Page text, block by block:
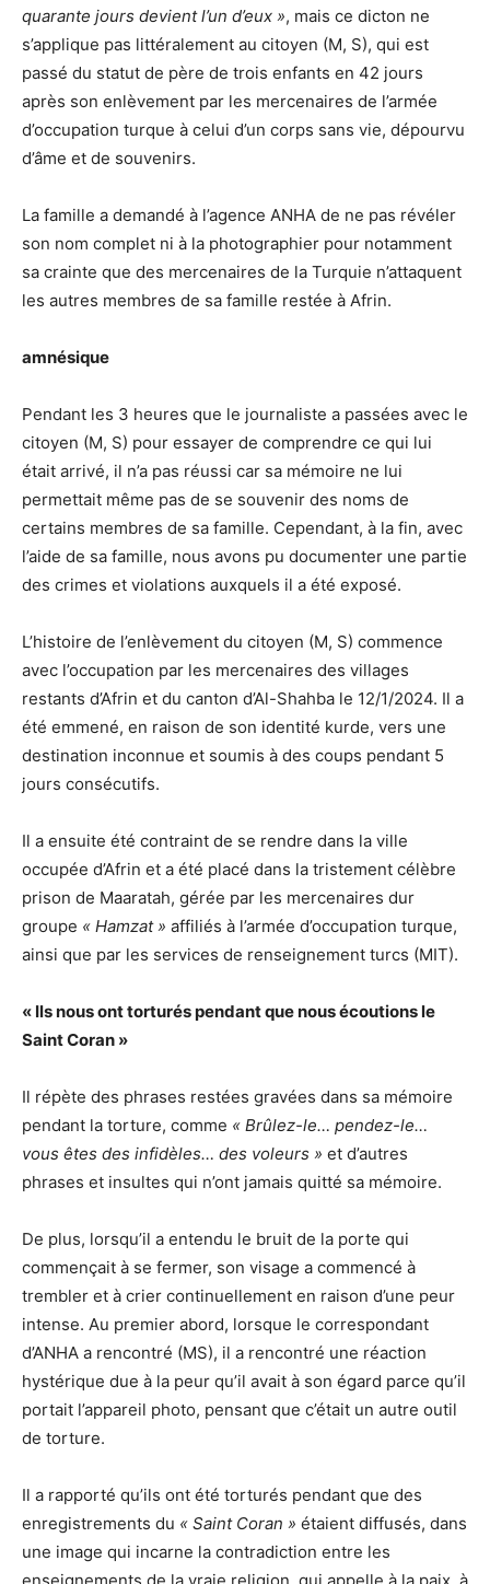
quarante jours devient l’un d’eux », mais ce dicton ne
s’applique pas littéralement au citoyen (M, S), qui est
passé du statut de père de trois enfants en 42 jours
après son enlèvement par les mercenaires de l’armée
d’occupation turque à celui d’un corps sans vie, dépourvu
d’âme et de souvenirs.
La famille a demandé à l’agence ANHA de ne pas révéler
son nom complet ni à la photographier pour notamment
sa crainte que des mercenaires de la Turquie n’attaquent
les autres membres de sa famille restée à Afrin.
amnésique
Pendant les 3 heures que le journaliste a passées avec le
citoyen (M, S) pour essayer de comprendre ce qui lui
était arrivé, il n’a pas réussi car sa mémoire ne lui
permettait même pas de se souvenir des noms de
certains membres de sa famille. Cependant, à la fin, avec
l’aide de sa famille, nous avons pu documenter une partie
des crimes et violations auxquels il a été exposé.
L’histoire de l’enlèvement du citoyen (M, S) commence
avec l’occupation par les mercenaires des villages
restants d’Afrin et du canton d’Al-Shahba le 12/1/2024. Il a
été emmené, en raison de son identité kurde, vers une
destination inconnue et soumis à des coups pendant 5
jours consécutifs.
Il a ensuite été contraint de se rendre dans la ville
occupée d’Afrin et a été placé dans la tristement célèbre
prison de Maaratah, gérée par les mercenaires dur
groupe « Hamzat » affiliés à l’armée d’occupation turque,
ainsi que par les services de renseignement turcs (MIT).
« Ils nous ont torturés pendant que nous écoutions le
Saint Coran »
Il répète des phrases restées gravées dans sa mémoire
pendant la torture, comme « Brûlez-le… pendez-le…
vous êtes des infidèles… des voleurs » et d’autres
phrases et insultes qui n’ont jamais quitté sa mémoire.
De plus, lorsqu’il a entendu le bruit de la porte qui
commençait à se fermer, son visage a commencé à
trembler et à crier continuellement en raison d’une peur
intense. Au premier abord, lorsque le correspondant
d’ANHA a rencontré (MS), il a rencontré une réaction
hystérique due à la peur qu’il avait à son égard parce qu’il
portait l’appareil photo, pensant que c’était un autre outil
de torture.
Il a rapporté qu’ils ont été torturés pendant que des
enregistrements du « Saint Coran » étaient diffusés, dans
une image qui incarne la contradiction entre les